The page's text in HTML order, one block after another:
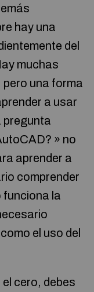
hay una
del
muchas
una forma
a usar
pregunta
» no
aprender a
comprender
funciona la
el uso del
cero, debes